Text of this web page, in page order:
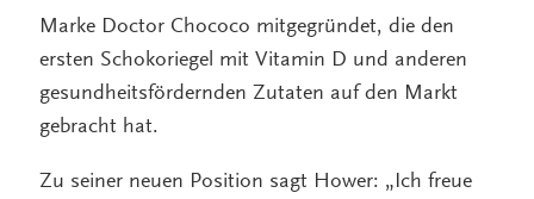
Marke Doctor Chococo mitgegründet, die den
ersten Schokoriegel mit Vitamin D und anderen
gesundheitsfördernden Zutaten auf den Markt
gebracht hat.
Zu seiner neuen Position sagt Hower: „Ich freue